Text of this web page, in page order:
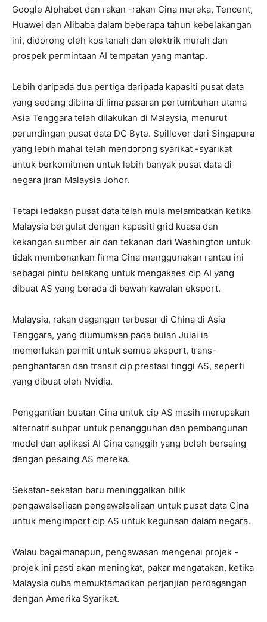
Google Alphabet dan rakan -rakan Cina mereka, Tencent,
Huawei dan Alibaba dalam beberapa tahun kebelakangan
ini, didorong oleh kos tanah dan elektrik murah dan
prospek permintaan AI tempatan yang mantap.
Lebih daripada dua pertiga daripada kapasiti pusat data
yang sedang dibina di lima pasaran pertumbuhan utama
Asia Tenggara telah dilakukan di Malaysia, menurut
perundingan pusat data DC Byte. Spillover dari Singapura
yang lebih mahal telah mendorong syarikat -syarikat
untuk berkomitmen untuk lebih banyak pusat data di
negara jiran Malaysia Johor.
Tetapi ledakan pusat data telah mula melambatkan ketika
Malaysia bergulat dengan kapasiti grid kuasa dan
kekangan sumber air dan tekanan dari Washington untuk
tidak membenarkan firma Cina menggunakan rantau ini
sebagai pintu belakang untuk mengakses cip AI yang
dibuat AS yang berada di bawah kawalan eksport.
Malaysia, rakan dagangan terbesar di China di Asia
Tenggara, yang diumumkan pada bulan Julai ia
memerlukan permit untuk semua eksport, trans-
penghantaran dan transit cip prestasi tinggi AS, seperti
yang dibuat oleh Nvidia.
Penggantian buatan Cina untuk cip AS masih merupakan
alternatif subpar untuk penangguhan dan pembangunan
model dan aplikasi AI Cina canggih yang boleh bersaing
dengan pesaing AS mereka.
Sekatan-sekatan baru meninggalkan bilik
pengawalseliaan pengawalseliaan untuk pusat data Cina
untuk mengimport cip AS untuk kegunaan dalam negara.
Walau bagaimanapun, pengawasan mengenai projek -
projek ini pasti akan meningkat, pakar mengatakan, ketika
Malaysia cuba memuktamadkan perjanjian perdagangan
dengan Amerika Syarikat.